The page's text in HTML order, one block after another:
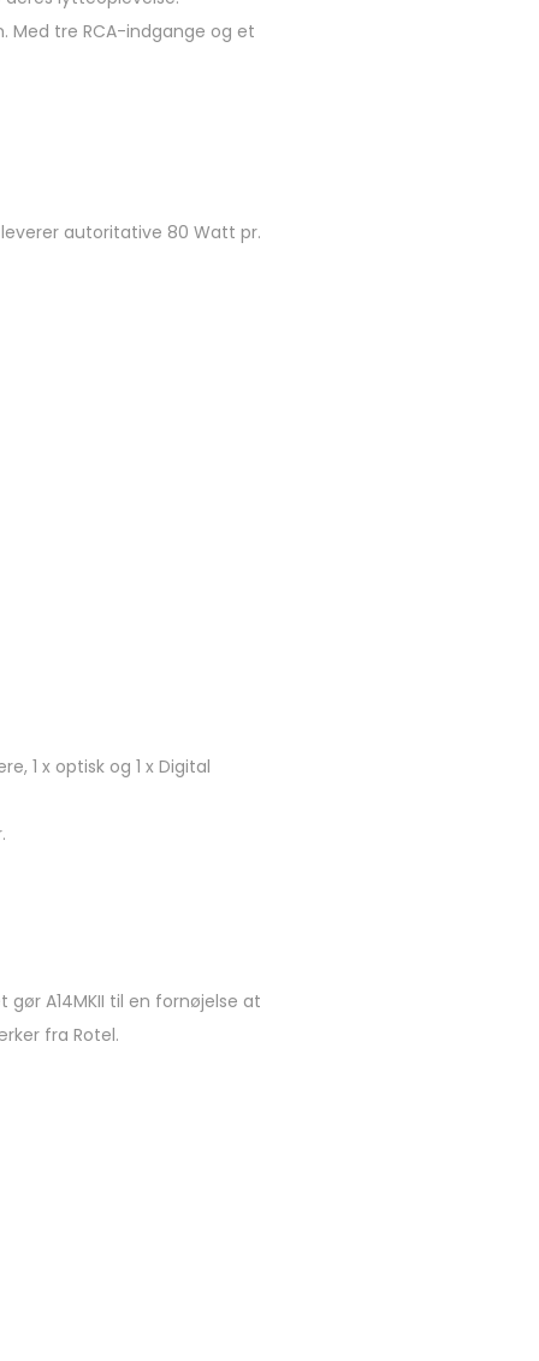
Med tre RCA-indgange og et
autoritative 80 Watt pr.
1 x optisk og 1 x Digital
A14MKII til en fornøjelse at
fra Rotel.